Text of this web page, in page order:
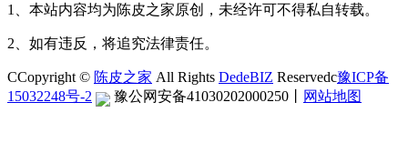
1、本站内容均为陈皮之家原创，未经许可不得私自转载。
2、如有违反，将追究法律责任。
CCopyright © 陈皮之家 All Rights DedeBIZ Reservedc豫ICP备
15032248号-2
豫公网安备41030202000250 网站地图